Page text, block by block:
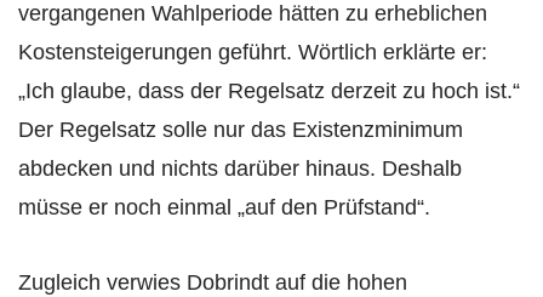
vergangenen Wahlperiode hätten zu erheblichen
Kostensteigerungen geführt. Wörtlich erklärte er:
„Ich glaube, dass der Regelsatz derzeit zu hoch ist.“
Der Regelsatz solle nur das Existenzminimum
abdecken und nichts darüber hinaus. Deshalb
müsse er noch einmal „auf den Prüfstand“.
Zugleich verwies Dobrindt auf die hohen